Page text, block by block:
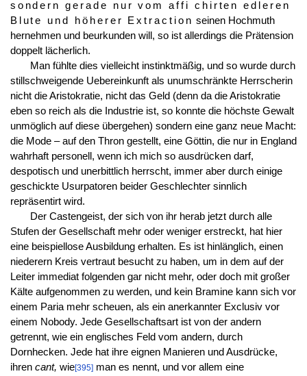
sondern gerade nur vom affi chirten edleren
Blute und höherer Extraction seinen Hochmuth
hernehmen und beurkunden will, so ist allerdings die Prätension
doppelt lächerlich.
Man fühlte dies vielleicht instinktmäßig, und so wurde durch
stillschweigende Uebereinkunft als unumschränkte Herrscherin
nicht die Aristokratie, nicht das Geld (denn da die Aristokratie
eben so reich als die Industrie ist, so konnte die höchste Gewalt
unmöglich auf diese übergehen) sondern eine ganz neue Macht:
die Mode – auf den Thron gestellt, eine Göttin, die nur in England
wahrhaft personell, wenn ich mich so ausdrücken darf,
despotisch und unerbittlich herrscht, immer aber durch einige
geschickte Usurpatoren beider Geschlechter sinnlich
repräsentirt wird.
Der Castengeist, der sich von ihr herab jetzt durch alle
Stufen der Gesellschaft mehr oder weniger erstreckt, hat hier
eine beispiellose Ausbildung erhalten. Es ist hinlänglich, einen
niederern Kreis vertraut besucht zu haben, um in dem auf der
Leiter immediat folgenden gar nicht mehr, oder doch mit großer
Kälte aufgenommen zu werden, und kein Bramine kann sich vor
einem Paria mehr scheuen, als ein anerkannter Exclusiv vor
einem Nobody. Jede Gesellschaftsart ist von der andern
getrennt, wie ein englisches Feld vom andern, durch
Dornhecken. Jede hat ihre eignen Manieren und Ausdrücke,
ihren cant, wie[395]man es nennt, und vor allem eine